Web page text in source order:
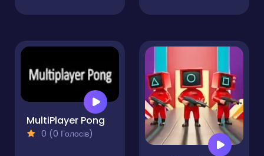
MultiPlayer Pong
0 (0 Голосів)